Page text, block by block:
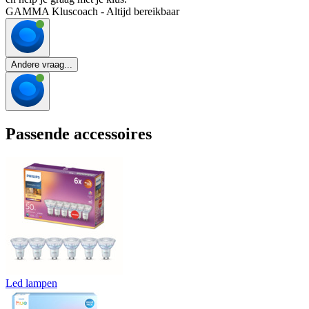
GAMMA Kluscoach - Altijd bereikbaar
Andere vraag...
Passende accessoires
Led lampen